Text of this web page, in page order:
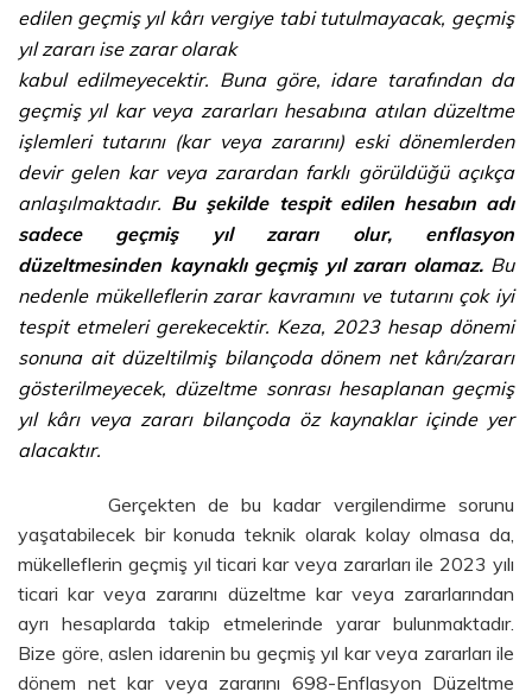
edilen geçmiş yıl kârı vergiye tabi tutulmayacak, geçmiş
yıl zararı ise zarar olarak
kabul edilmeyecektir. Buna göre, idare tarafından da
geçmiş yıl kar veya zararları hesabına atılan düzeltme
işlemleri tutarını (kar veya zararını) eski dönemlerden
devir gelen kar veya zarardan farklı görüldüğü açıkça
anlaşılmaktadır. Bu şekilde tespit edilen hesabın adı
sadece geçmiş yıl zararı olur, enflasyon
düzeltmesinden kaynaklı geçmiş yıl zararı olamaz.Bu
nedenle mükelleflerin zarar kavramını ve tutarını çok iyi
tespit etmeleri gerekecektir. Keza, 2023 hesap dönemi
sonuna ait düzeltilmiş bilançoda dönem net kârı/zararı
gösterilmeyecek, düzeltme sonrası hesaplanan geçmiş
yıl kârı veya zararı bilançoda öz kaynaklar içinde yer
alacaktır.
Gerçekten de bu kadar vergilendirme sorunu
yaşatabilecek bir konuda teknik olarak kolay olmasa da,
mükelleflerin geçmiş yıl ticari kar veya zararları ile 2023 yılı
ticari kar veya zararını düzeltme kar veya zararlarından
ayrı hesaplarda takip etmelerinde yarar bulunmaktadır.
Bize göre, aslen idarenin bu geçmiş yıl kar veya zararları ile
dönem net kar veya zararını 698-Enflasyon Düzeltme